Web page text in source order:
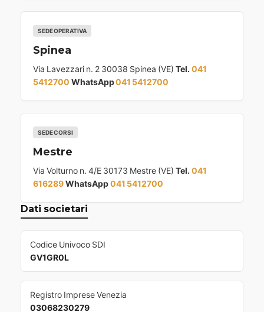
SEDE OPERATIVA
Spinea
Via Lavezzari n. 2 30038 Spinea (VE) Tel. 041
5412700 WhatsApp041 5412700
SEDE CORSI
Mestre
Via Volturno n. 4/E 30173 Mestre (VE) Tel. 041
616289WhatsApp041 5412700
Dati societari
Codice Univoco SDI
GV1GR0L
Registro Imprese Venezia
03068230279